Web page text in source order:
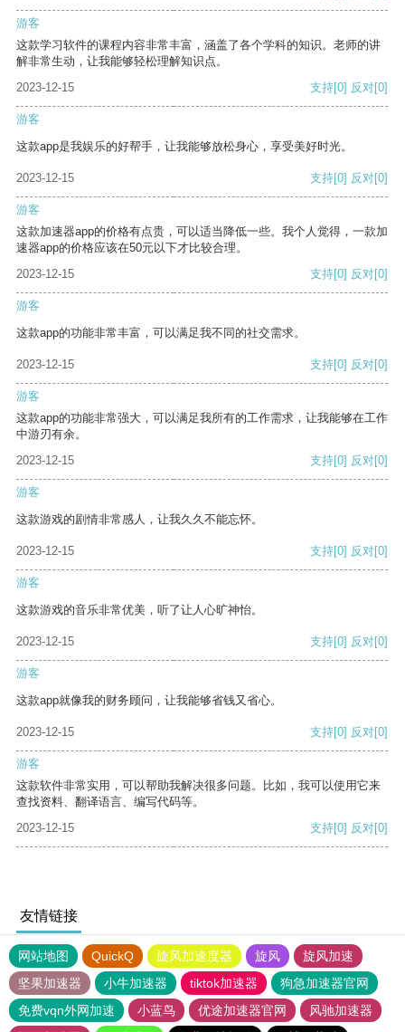
游客
这款学习软件的课程内容非常丰富，涵盖了各个学科的知识。老师的讲
解非常生动，让我能够轻松理解知识点。
2023-12-15
支持[0] 反对[0]
游客
这款app是我娱乐的好帮手，让我能够放松身心，享受美好时光。
2023-12-15 支持[0] 反对[0]
游客
这款加速器app的价格有点贵，可以适当降低一些。我个人觉得，一款加
速器app的价格应该在50元以下才比较合理。
2023-12-15
支持[0] 反对[0]
游客
这款app的功能非常丰富，可以满足我不同的社交需求。
2023-12-15 支持[0] 反对[0]
游客
这款app的功能非常强大，可以满足我所有的工作需求，让我能够在工作
中游刃有余。
2023-12-15
支持[0] 反对[0]
游客
这款游戏的剧情非常感人，让我久久不能忘怀。
2023-12-15 支持[0] 反对[0]
游客
这款游戏的音乐非常优美，听了让人心旷神怡。
2023-12-15 支持[0] 反对[0]
游客
这款app就像我的财务顾问，让我能够省钱又省心。
2023-12-15 支持[0] 反对[0]
游客
这款软件非常实用，可以帮助我解决很多问题。比如，我可以使用它来
查找资料、翻译语言、编写代码等。
2023-12-15
支持[0] 反对[0]
友情链接
网站地图 QuickQ 旋风加速度器 旋风
旋风加速
坚果加速器
小牛加速器 tiktok加速器
狗急加速器官网
免费vqn外网加速
小蓝鸟 优途加速器官网
风驰加速器